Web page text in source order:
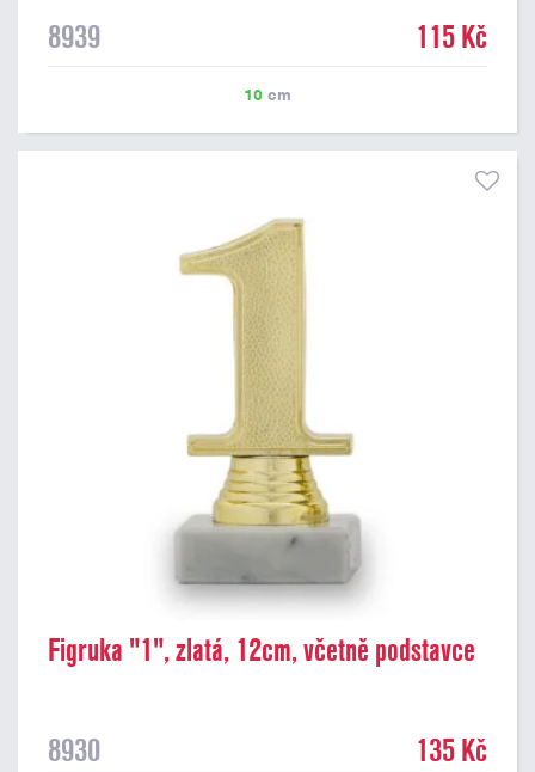
8939 115 Kč
10 cm
Figruka "1", zlatá, 12cm, včetně podstavce
8930 135 Kč